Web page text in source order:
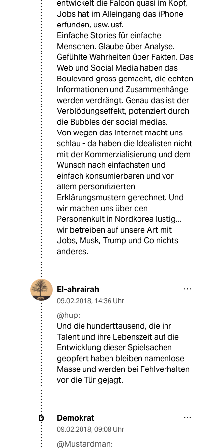
entwickelt die Falcon quasi im Kopf,
Jobs hat im Alleingang das iPhone
erfunden, usw. usf.
Einfache Stories für einfache
Menschen. Glaube über Analyse.
Gefühlte Wahrheiten über Fakten. Das
Web und Social Media haben das
Boulevard gross gemacht, die echten
Informationen und Zusammenhänge
werden verdrängt. Genau das ist der
Verblödungseffekt, potenziert durch
die Bubbles der social medias.
Von wegen das Internet macht uns
schlau - da haben die Idealisten nicht
mit der Kommerzialisierung und dem
Wunsch nach einfachsten und
einfach konsumierbaren und vor
allem personifizierten
Erklärungsmustern gerechnet. Und
wir machen uns über den
Personenkult in Nordkorea lustig...
wir betreiben auf unsere Art mit
Jobs, Musk, Trump und Co nichts
anderes.
El-ahrairah
09.02.2018, 14:36 Uhr
@hup:
Und die hunderttausend, die ihr
Talent und ihre Lebenszeit auf die
Entwicklung dieser Spielsachen
geopfert haben bleiben namenlose
Masse und werden bei Fehlverhalten
vor die Tür gejagt.
D Demokrat
09.02.2018, 09:08 Uhr
@Mustardman: